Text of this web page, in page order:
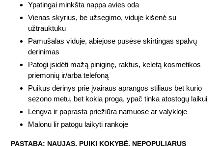
Ypatingai minkšta nappa avies oda
Vienas skyrius, be užsegimo, viduje kišenė su
užtrauktuku
Pamušalas viduje, abiejose pusėse skirtingas spalvų
derinimas
Patogi įsidėti mažą piniginę, raktus, keletą kosmetikos
priemonių ir/arba telefoną
Puikus derinys prie įvairaus aprangos stiliaus bet kurio
sezono metu, bet kokia proga, ypač tinka atostogų laikui
Lengva ir paprasta priežiūra namuose ar valykloje
Malonu lir patogu laikyti rankoje
PASTABA: NAUJAS, PUIKI KOKYBĖ. NEPOPULIARUS